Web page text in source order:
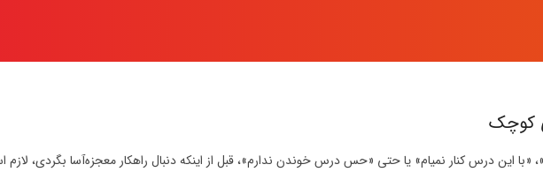
کوچک
«با این درس کنار نمیام» یا حتی «حس درس خوندن ندارم»، قبل از اینکه دنبال راهکار معجزه‌آسا بگردی،